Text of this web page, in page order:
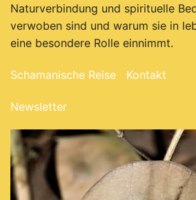
Naturverbindung und spirituelle
verwoben sind und warum sie in
eine besondere Rolle einnimmt.
Schamanische Reise Kontakt
Newsletter